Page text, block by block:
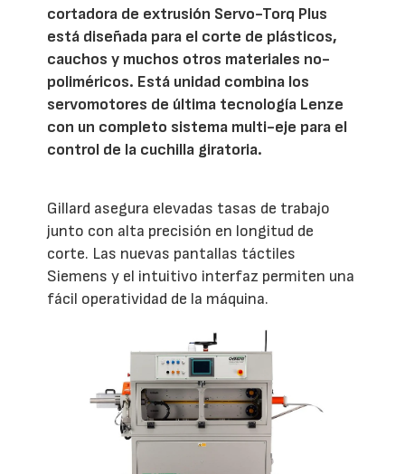
cortadora de extrusión Servo-Torq Plus
está diseñada para el corte de plásticos,
cauchos y muchos otros materiales no-
poliméricos. Está unidad combina los
servomotores de última tecnología Lenze
con un completo sistema multi-eje para el
control de la cuchilla giratoria.
Gillard asegura elevadas tasas de trabajo
junto con alta precisión en longitud de
corte. Las nuevas pantallas táctiles
Siemens y el intuitivo interfaz permiten una
fácil operatividad de la máquina.